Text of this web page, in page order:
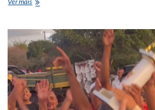
no
intermunicipal
vencendo
a
Seleção
de
Quijingue
com